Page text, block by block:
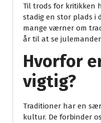
Til trods for kritikken
stadig en stor plads i
mange værner om
år til at se
Hvorfor
vigtig?
Traditioner har en
kultur. De forbinder